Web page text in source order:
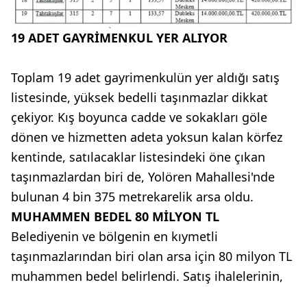
19 ADET GAYRİMENKUL YER ALIYOR
Toplam 19 adet gayrimenkulün yer aldığı satış
listesinde, yüksek bedelli taşınmazlar dikkat
çekiyor. Kış boyunca cadde ve sokakları göle
dönen ve hizmetten adeta yoksun kalan körfez
kentinde, satılacaklar listesindeki öne çıkan
taşınmazlardan biri de, Yolören Mahallesi'nde
bulunan 4 bin 375 metrekarelik arsa oldu.
MUHAMMEN BEDEL 80 MİLYON TL
Belediyenin ve bölgenin en kıymetli
taşınmazlarından biri olan arsa için 80 milyon TL
muhammen bedel belirlendi. Satış ihalelerinin,